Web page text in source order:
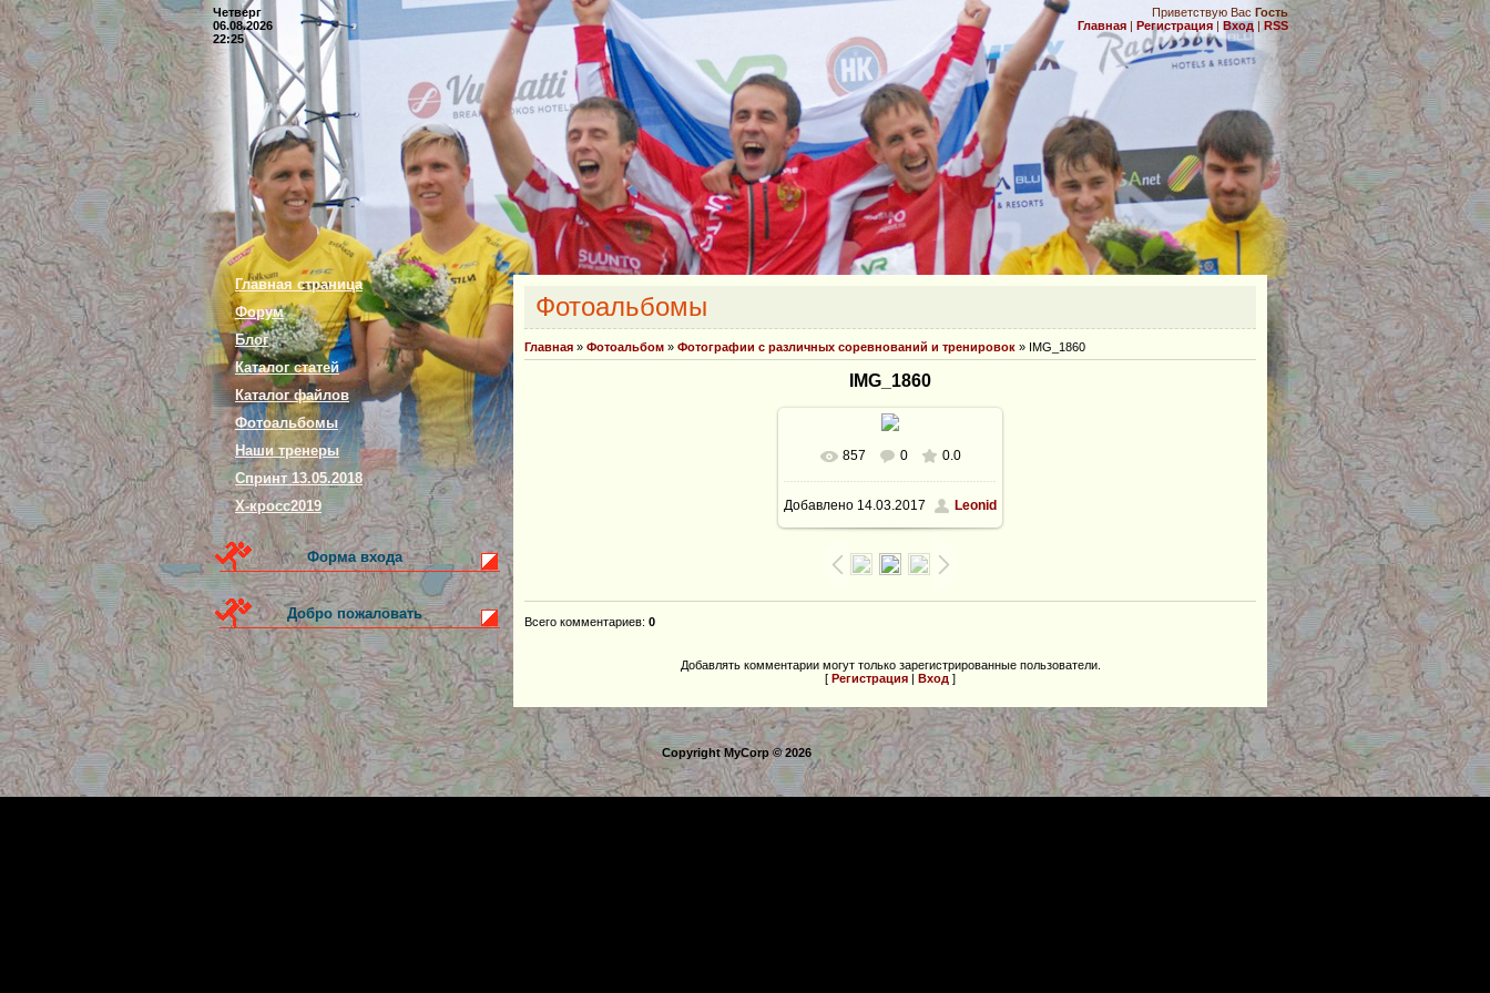
Четверг
06.08.2026
22:25
Приветствую Вас Гость
Главная | Регистрация | Вход | RSS
Главная страница
Форум
Блог
Каталог статей
Каталог файлов
Фотоальбомы
Наши тренеры
Спринт 13.05.2018
Х-кросс2019
Форма входа
Добро пожаловать
Фотоальбомы
Главная » Фотоальбом » Фотографии с различных соревнований и тренировок » IMG_1860
IMG_1860
857 0 0.0
Добавлено 14.03.2017 Leonid
Всего комментариев: 0
Добавлять комментарии могут только зарегистрированные пользователи.
[ Регистрация | Вход ]
Copyright MyCorp © 2026